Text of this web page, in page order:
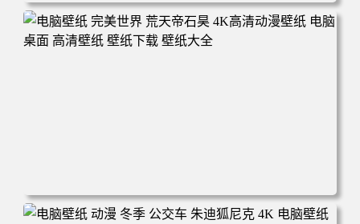
电脑壁纸 动漫 无限 罗小黑 罗小黑战记 罗小黑战记2 风息
鹿野师姐 电脑桌面 高清壁纸 壁纸下载 壁纸大全
电脑壁纸 完美世界 荒天帝石昊 4K高清动漫壁纸 电脑桌面